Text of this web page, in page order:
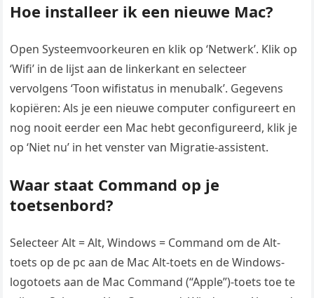
Hoe installeer ik een nieuwe Mac?
Open Systeemvoorkeuren en klik op ‘Netwerk’. Klik op
‘Wifi’ in de lijst aan de linkerkant en selecteer
vervolgens ‘Toon wifistatus in menubalk’. Gegevens
kopiëren: Als je een nieuwe computer configureert en
nog nooit eerder een Mac hebt geconfigureerd, klik je
op ‘Niet nu’ in het venster van Migratie-assistent.
Waar staat Command op je
toetsenbord?
Selecteer Alt = Alt, Windows = Command om de Alt-
toets op de pc aan de Mac Alt-toets en de Windows-
logotoets aan de Mac Command (“Apple”)-toets toe te